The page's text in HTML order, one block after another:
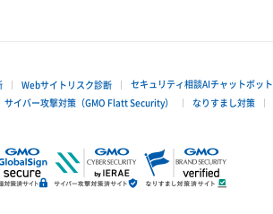
Webサイトリスク診断
セキュリティ相談AIチャットボット
サイバー攻撃対策（GMO Flatt Security） なりすまし対策